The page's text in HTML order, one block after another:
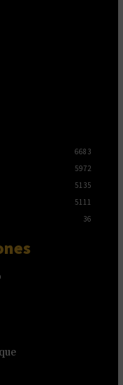
6683
5972
5135
5111
36